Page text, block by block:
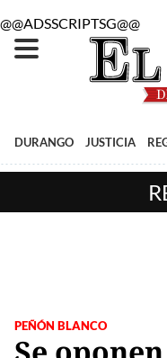
@@ADSSCRIPTSG@@
DURANGO JUSTICIA
PEÑÓN BLANCO